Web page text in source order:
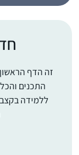
זה הדף
התכנים
ללמידה